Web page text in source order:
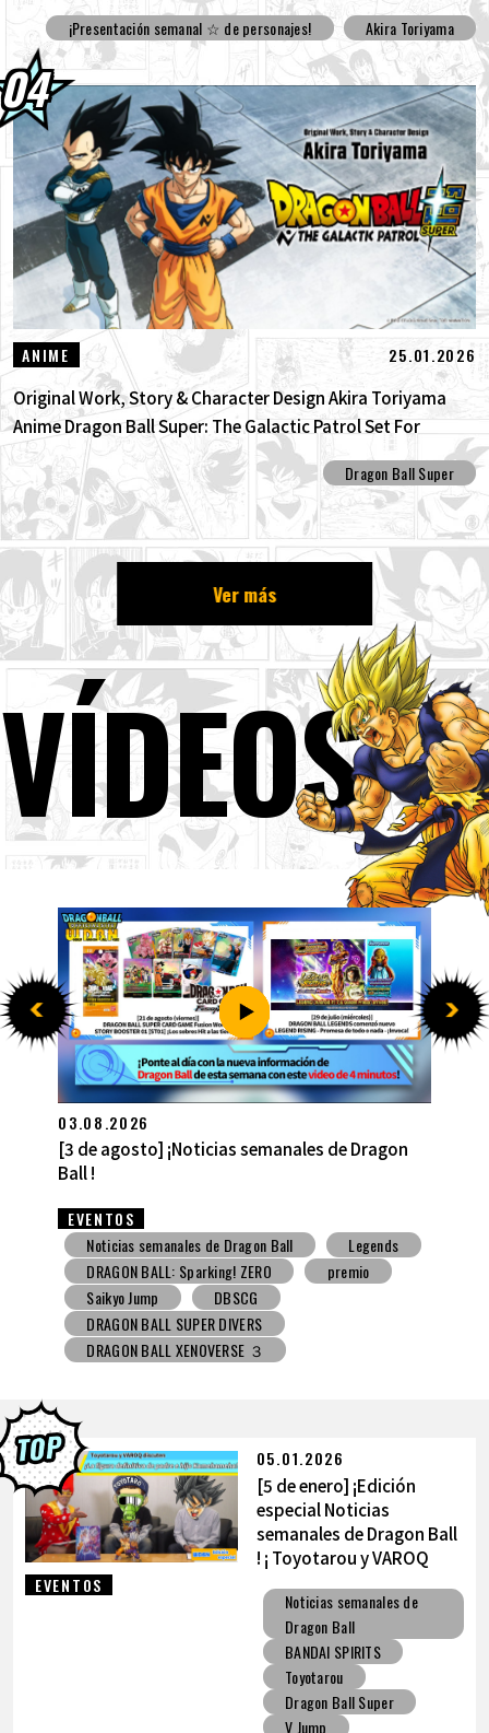
¡Presentación semanal ☆ de personajes! Akira Toriyama
ANIME 25.01.2026
Original Work, Story & Character Design Akira Toriyama
Anime Dragon Ball Super: The Galactic Patrol Set For
Production!
Dragon Ball Super
Ver más
VÍDEOS
27.07.2026
[27 de julio] ¡Noticias semanales de Dragon Ball
!
EVENTOS
Noticias semanales de Dragon Ball
Snack con juguete
V Jump
DBSCG
DRAGON BALL SUPER DIVERS
DRAGON BALL XENOVERSE ３
DRAGON BALL GEKISHIN SQUADRA
DRAGON BALL: Sparking! ZERO
Gashapon
BANDAI
EVENTOS
05.01.2026
[5 de enero] ¡Edición
especial Noticias
semanales de Dragon Ball
! ¡ Toyotarou y VAROQ
definitiva de
Kamehameha padre-hijo!
Noticias semanales de
Dragon Ball
BANDAI SPIRITS
Toyotarou
Dragon Ball Super
V Jump